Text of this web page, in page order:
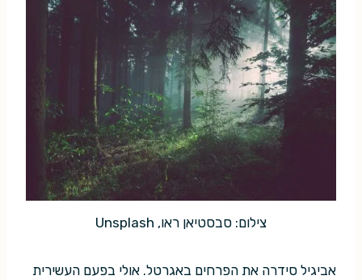
צילום: סבסטיאן ראו, Unsplash
אביגיל סידרה את הפרחים באגרטל. אולי בפעם העשירית